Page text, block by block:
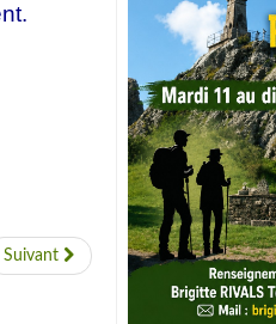
Suivant